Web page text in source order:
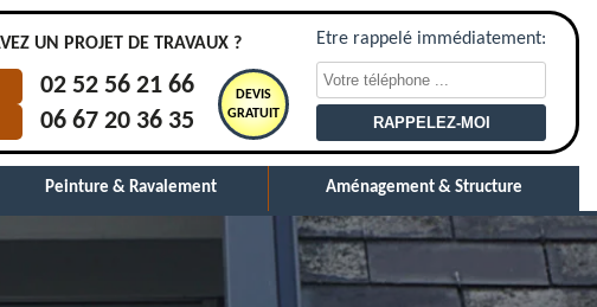
UN PROJET DE TRAVAUX ?
02 52 56 21 66
06 67 20 36 35
DEVIS
GRATUIT
Etre rappelé immédiatement:
Peinture & Ravalement Aménagement & Structure